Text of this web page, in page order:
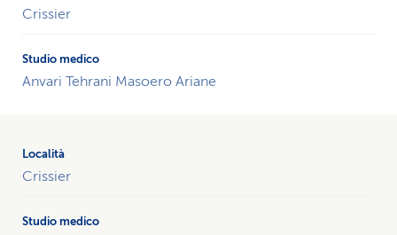
Crissier
Anvari Tehrani Masoero Ariane
Crissier